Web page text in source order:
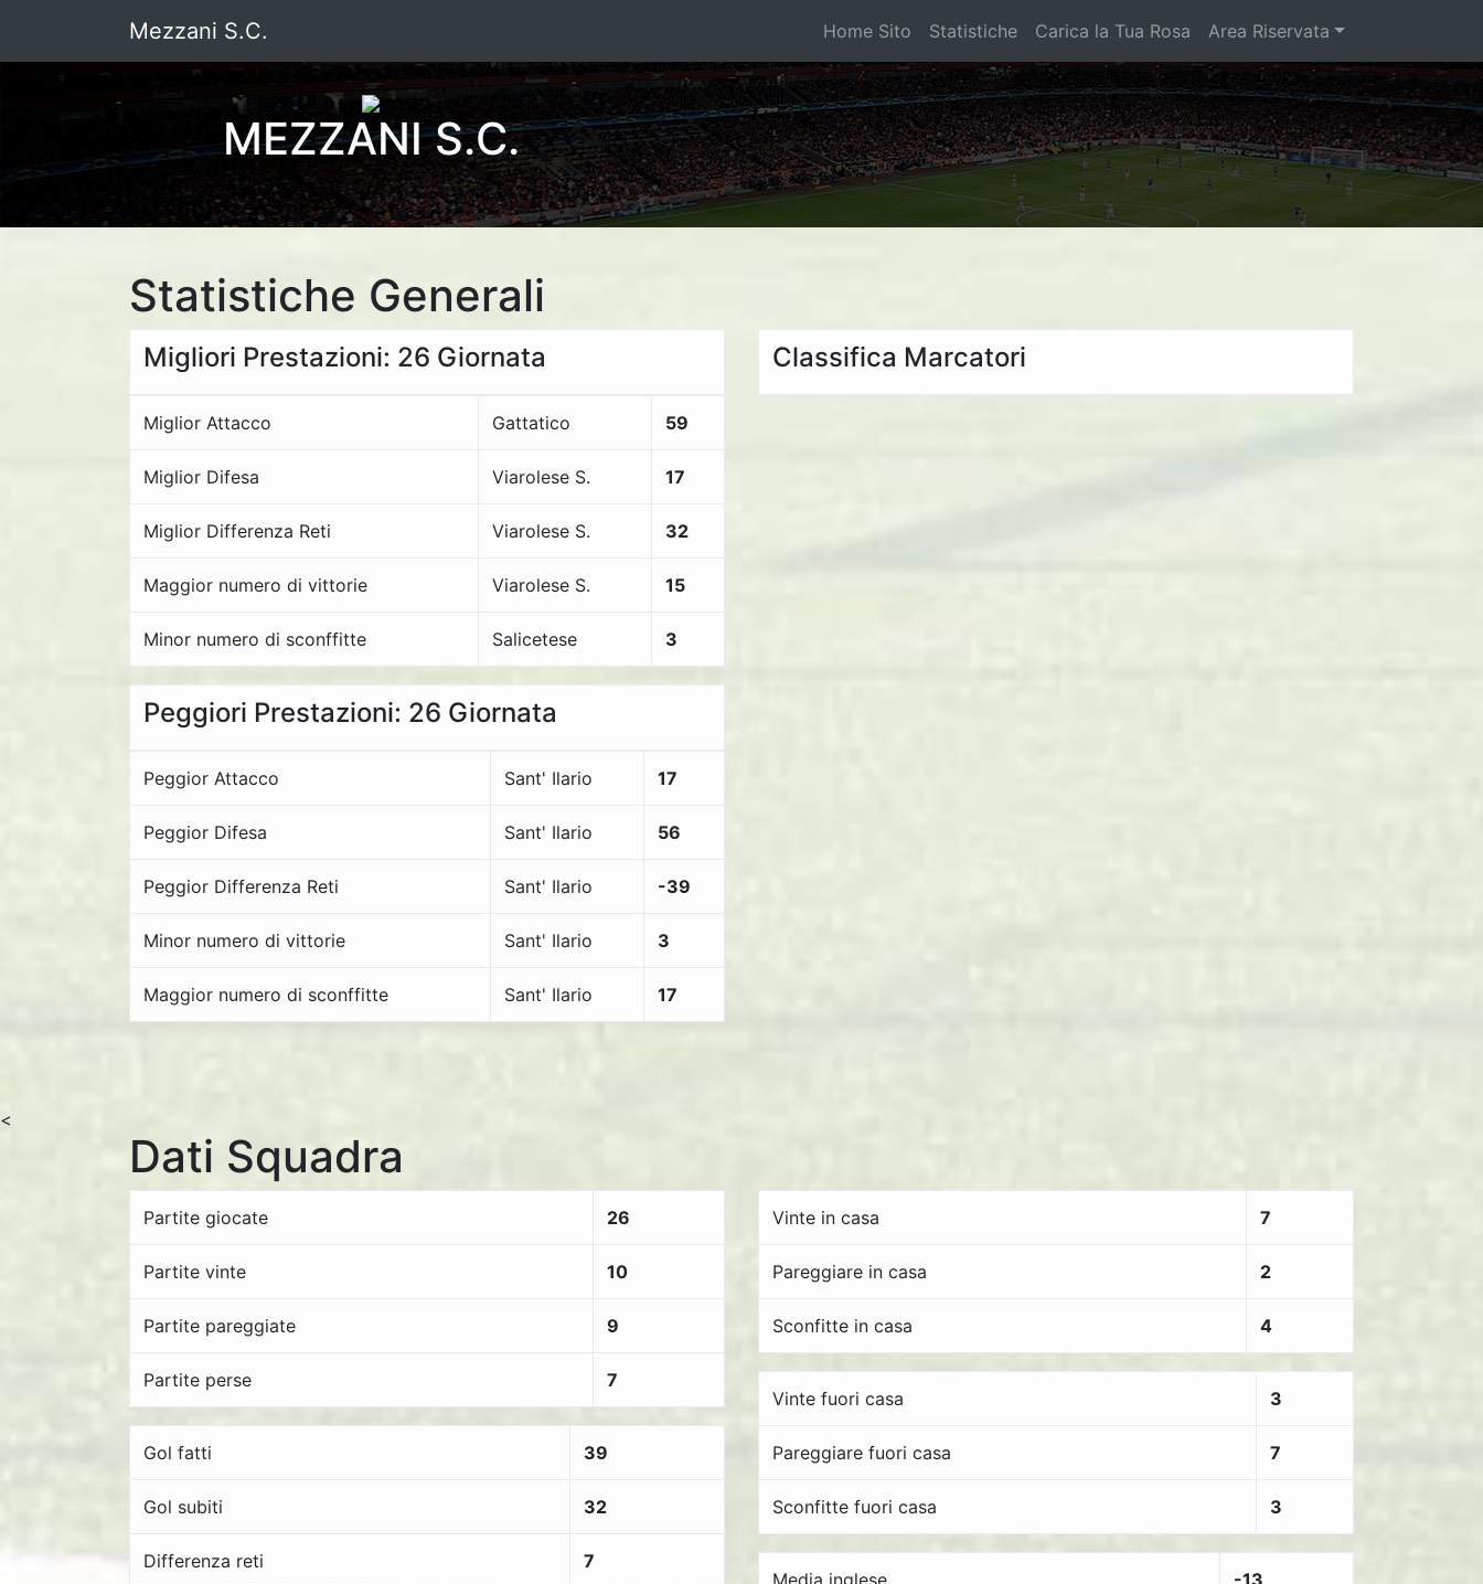
Mezzani S.C. Home Sito Statistiche Carica la Tua Rosa Area Riservata
MEZZANI S.C.
Statistiche Generali
Migliori Prestazioni: 26 Giornata
Miglior Attacco Gattatico 59
Miglior Difesa Viarolese S. 17
Miglior Differenza Reti Viarolese S. 32
Maggior numero di vittorie Viarolese S. 15
Minor numero di sconffitte Salicetese 3
Peggiori Prestazioni: 26 Giornata
Peggior Attacco Sant' Ilario 17
Peggior Difesa Sant' Ilario 56
Peggior Differenza Reti Sant' Ilario -39
Minor numero di vittorie Sant' Ilario 3
Maggior numero di sconffitte Sant' Ilario 17
Classifica Marcatori
<
Dati Squadra
Partite giocate 26
Partite vinte 10
Partite pareggiate 9
Partite perse 7
Gol fatti 39
Gol subiti 32
Differenza reti 7
Vinte in casa 7
Pareggiare in casa 2
Sconfitte in casa 4
Vinte fuori casa 3
Pareggiare fuori casa 7
Sconfitte fuori casa 3
Media inglese -13